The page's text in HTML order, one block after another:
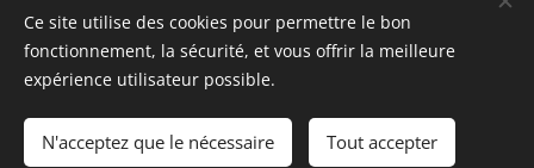
Ajouter au panier
Team KR Autosport - Création originale 2D Unlimited © 2018
Toutes images non libres de droits
Cookies
Ce site utilise des cookies pour permettre le bon
fonctionnement, la sécurité, et vous offrir la meilleure
expérience utilisateur possible.
N'acceptez que le nécessaire Tout accepter